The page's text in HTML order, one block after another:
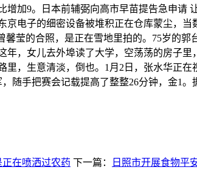
增加9。日本前辅弼向高市早苗提告急申请
京电子的细密设备被堆积正在仓库蒙尘，
馨莹的合照，是正在雪地里拍的。75岁的
年，女儿去外埠读了大学，空荡荡的房子
里，生意清淡，倒也。1月2日，张水华正
随手把赛会记载提高了整整26分钟，金1
在喷洒过农药 下一篇： 日照市开展食物平